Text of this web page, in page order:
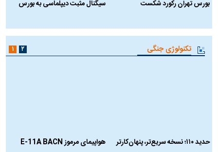
بورس تهران رکورد شکست
سیگنال مثبت دیپلماسی به بورس
تکنولوژی جنگی
حدید ۱۱۰؛ نسخه سریع‌تر، پنهان‌کارتر
هواپیمای مرموز E-11A BACN
۱ ۲